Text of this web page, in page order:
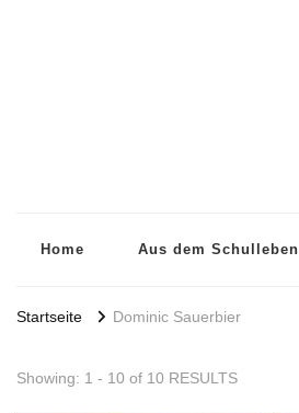
Home Aus dem Schulleben
Startseite Dominic Sauerbier
Showing: 1 - 10 of 10 RESULTS